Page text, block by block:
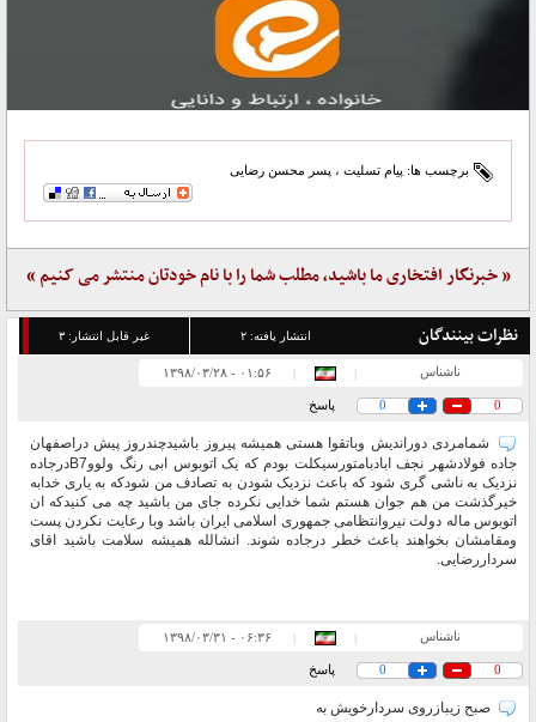
برچسب ها: پیام تسلیت ، پسر محسن رضایی
« خبرنگار افتخاری ما باشید، مطلب شما را با نام خودتان منتشر می کنیم »
نظرات بینندگان انتشار یافته:۲ غیر قابل انتشار: ۳
ناشناس ۰۱:۵۶ - ۱۳۹۸/۰۳/۲۸
0
0 پاسخ
شمامردی دوراندیش وباتقوا هستی همیشه پیروز باشیدچندروز پیش دراصفهان
جاده فولادشهر نجف ابادبامتورسیکلت بودم که یک اتوبوس ابی رنگ ولووB7درجاده
نزدیک به ناشی گری شود که باعث نزدیک شودن به تصادف من شودکه به یاری خدابه
خیرگذشت من هم جوان هستم شما خدایی نکرده جای من باشید چه می کنیدکه ان
اتوبوس ماله دولت نیروانتظامی جمهوری اسلامی ایران باشد وبا رعایت نکردن پست
ومقامشان بخواهند باعث خطر درجاده شوند. انشالله همیشه سلامت باشید اقای
سرداررضایی.
ناشناس |
| ۰۶:۳۶ - ۱۳۹۸/۰۳/۳۱
0
0 پاسخ
صبح زیبازروی سردارخویش به